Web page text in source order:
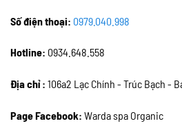
Số điện thoại: 0979.040.998
Hotline: 0934.648.558
Địa chỉ : 106a2 Lạc Chính - Trúc Bạch -
Page Facebook: Warda spa Organic